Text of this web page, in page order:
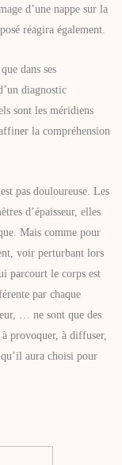
d’une nappe sur la
réagira également.
dans ses
diagnostic
sont les méridiens
la compréhension
pas douloureuse. Les
d’épaisseur, elles
Mais comme pour
voir perturbant lors
parcourt le corps est
par chaque
… ne sont que des
à provoquer, à diffuser,
aura choisi pour